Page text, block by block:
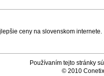
Používaním tejto stránky
© 2010